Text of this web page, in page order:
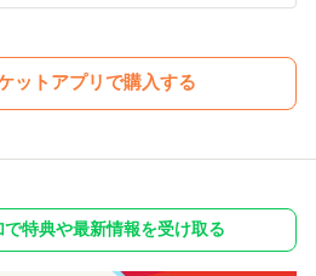
ットアプリで購入する
特典や最新情報を受け取る